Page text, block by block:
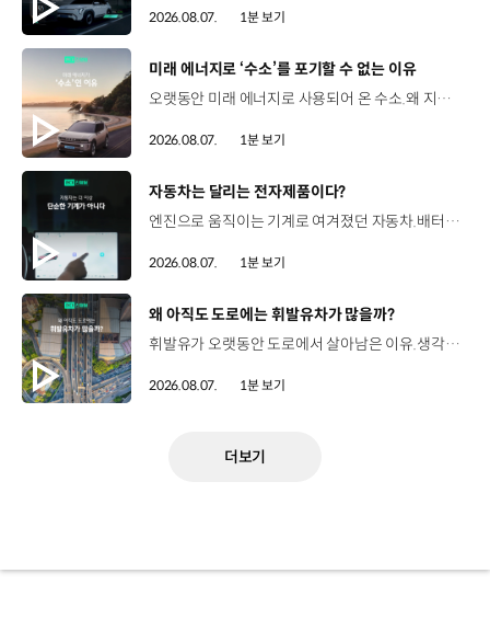
2026.08.07. 1분 보기
[동영상]
미래 에너지로 ‘수소’를 포기할 수 없는 이유
오랫동안 미래 에너지로 사용되어 온 수소.왜 지금까지도 중요한 선택지로 꼽힐까요? 현대진행형 팟캐스트 EP.21에서 확인하세요.📻 #현대자동차그룹 #현대진행형 #모빌리티팟캐스트 #수소전기차 #수소에너지 #연료 #미래모빌리티 #모빌리티
2026.08.07. 1분 보기
[동영상]
자동차는 달리는 전자제품이다?
엔진으로 움직이는 기계로 여겨졌던 자동차.배터리와 소프트웨어를 통해 어떻게 바뀌고 있을까요? 현대진행형 팟캐스트 EP.21에서 확인하세요.📻 #현대자동차그룹 #현대진행형 #모빌리티팟캐스트 #SDV #전기차 #연료 #미래모빌리티 #모빌리티
2026.08.07. 1분 보기
[동영상]
왜 아직도 도로에는 휘발유차가 많을까?
휘발유가 오랫동안 도로에서 살아남은 이유.생각보다 강력한 장점이 있었습니다. 현대진행형 팟캐스트 EP.21에서 확인하세요.📻 #현대자동차그룹 #현대진행형 #모빌리티팟캐스트 #휘발유 #내연기관 #연료 #미래모빌리티 #모빌리티
2026.08.07. 1분 보기
더보기